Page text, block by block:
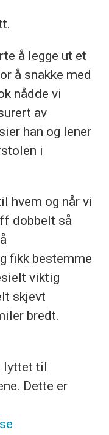
å legge ut et
å snakke med
nådde vi
av
han og lener
i
hvem og når vi
dobbelt så
fikk bestemme
viktig
skjevt
bredt.
lyttet til
Dette er